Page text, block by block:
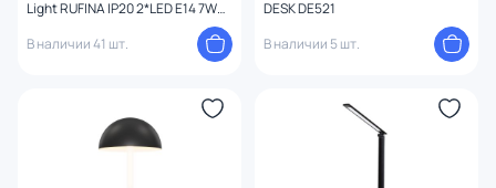
Light RUFINA IP20 2*LED E14 7W
В наличии 41 шт.
DESK DE521
В наличии 5 шт.